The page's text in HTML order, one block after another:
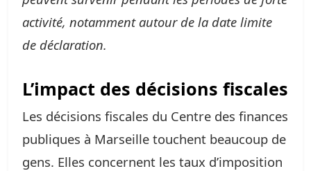
activité, notamment autour de la date limite
de déclaration.
L’impact des décisions fiscales
Les décisions fiscales du Centre des finances
publiques à Marseille touchent beaucoup de
gens. Elles concernent les taux d’imposition